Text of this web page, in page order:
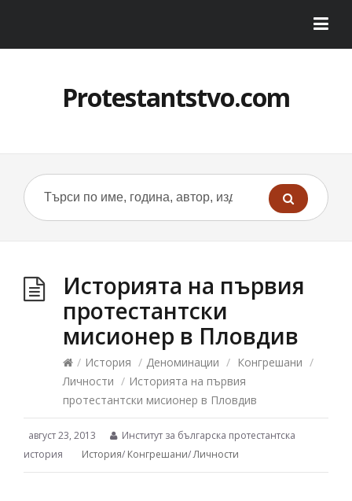
Protestantstvo.com
Историята на първия
протестантски
мисионер в Пловдив
/ История / Деноминации / Конгрешани /
Личности / Историята на първия
протестантски мисионер в Пловдив
август 23, 2013
Институт за българска протестантска
история
История/ Конгрешани/Личности